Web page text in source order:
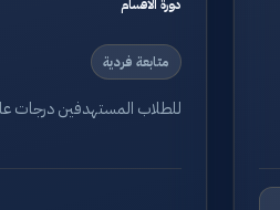
دورة الأقسام
متابعة فردية
للطلاب المستهدفين درجات